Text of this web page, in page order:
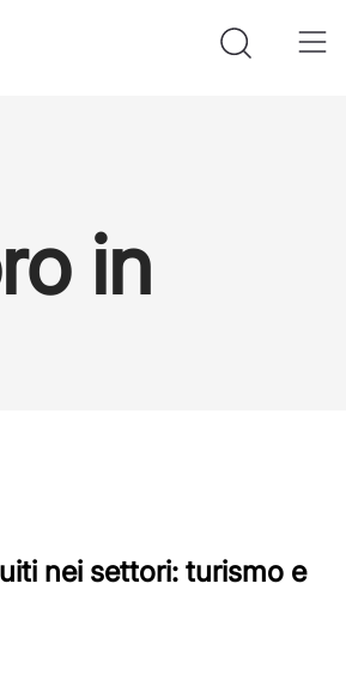
in
nei settori: turismo e